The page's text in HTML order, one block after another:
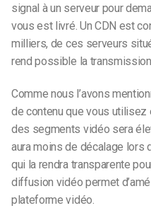
signal à un serveur pour
vous est livré. Un CDN est
milliers, de ces serveurs
rend possible la
Comme nous l’avons
de contenu que vous
des segments vidéo sera
aura moins de décalage lors
qui la rendra transparente
diffusion vidéo permet
plateforme vidéo.